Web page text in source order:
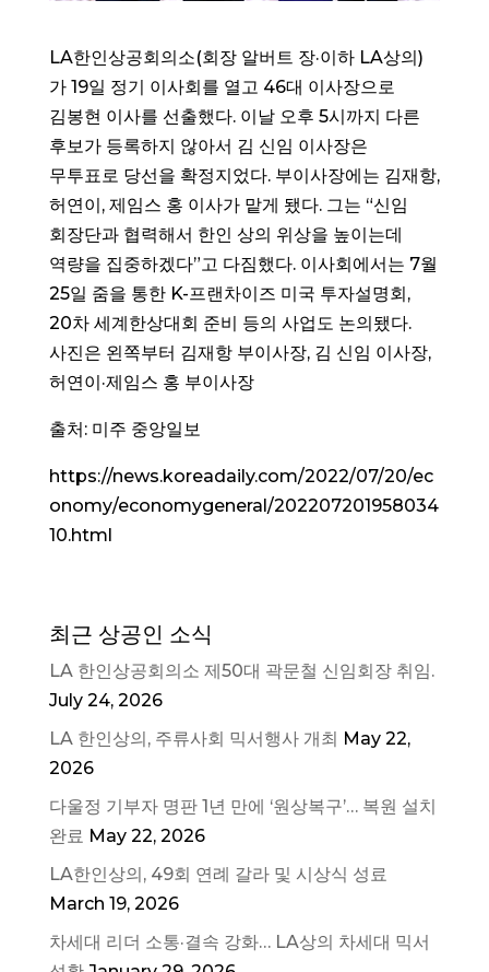
LA한인상공회의소(회장 알버트 장·이하 LA상의)
가 19일 정기 이사회를 열고 46대 이사장으로
김봉현 이사를 선출했다. 이날 오후 5시까지 다른
후보가 등록하지 않아서 김 신임 이사장은
무투표로 당선을 확정지었다. 부이사장에는 김재항,
허연이, 제임스 홍 이사가 맡게 됐다. 그는 “신임
회장단과 협력해서 한인 상의 위상을 높이는데
역량을 집중하겠다”고 다짐했다. 이사회에서는 7월
25일 줌을 통한 K-프랜차이즈 미국 투자설명회,
20차 세계한상대회 준비 등의 사업도 논의됐다.
사진은 왼쪽부터 김재항 부이사장, 김 신임 이사장,
허연이·제임스 홍 부이사장
출처: 미주 중앙일보
https://news.koreadaily.com/2022/07/20/ec
onomy/economygeneral/202207201958034
10.html
최근 상공인 소식
LA 한인상공회의소 제50대 곽문철 신임회장 취임.
July 24, 2026
LA 한인상의, 주류사회 믹서행사 개최 May 22,
2026
다울정 기부자 명판 1년 만에 ‘원상복구’… 복원 설치
완료 May 22, 2026
LA한인상의, 49회 연례 갈라 및 시상식 성료
March 19, 2026
차세대 리더 소통·결속 강화… LA상의 차세대 믹서